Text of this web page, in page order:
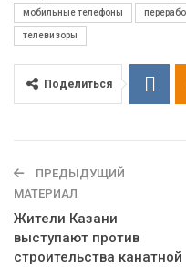
мобильные телефоны
телевизоры
Поделиться
ПРЕДЫДУЩИЙ
МАТЕРИАЛ
Жители Казани
выступают против
строительства канатной